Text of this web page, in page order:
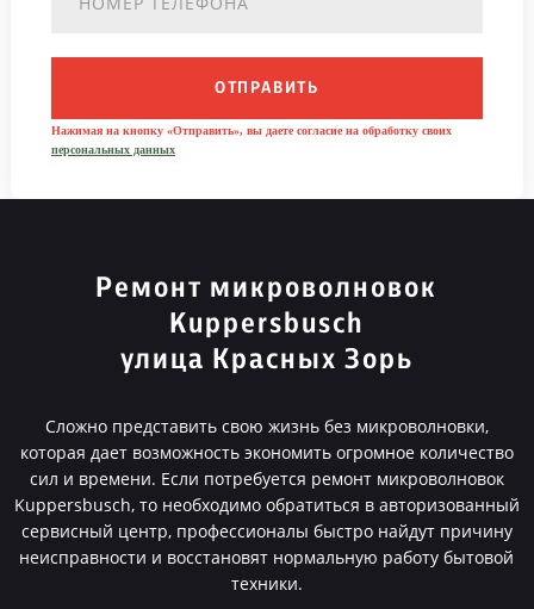
ОТПРАВИТЬ
Нажимая на кнопку «Отправить», вы даете согласие на обработку своих
персональных данных
Ремонт микроволновок
Kuppersbusch
улица Красных Зорь
Сложно представить свою жизнь без микроволновки,
которая дает возможность экономить огромное количество
сил и времени. Если потребуется ремонт микроволновок
Kuppersbusch, то необходимо обратиться в авторизованный
сервисный центр, профессионалы быстро найдут причину
неисправности и восстановят нормальную работу бытовой
техники.